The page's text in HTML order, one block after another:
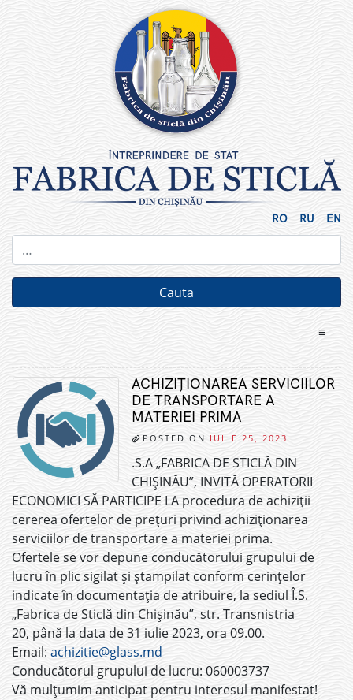
RO RU EN
≡
ACHIZIȚIONAREA SERVICIILOR
DE TRANSPORTARE A
MATERIEI PRIMA
POSTED ON IULIE 25, 2023
.S.A „FABRICA DE STICLĂ DIN
CHIȘINĂU”, INVITĂ OPERATORII
ECONOMICI SĂ PARTICIPE LA procedura de achiziții
cererea ofertelor de prețuri privind achiziționarea
serviciilor de transportare a materiei prima.
Ofertele se vor depune conducătorului grupului de
lucru în plic sigilat și ștampilat conform cerințelor
indicate în documentația de atribuire, la sediul Î.S.
„Fabrica de Sticlă din Chișinău”, str. Transnistria
20, până la data de 31 iulie 2023, ora 09.00.
Email: achizitie@glass.md
Conducătorul grupului de lucru: 060003737
Vă mulțumim anticipat pentru interesul manifestat!